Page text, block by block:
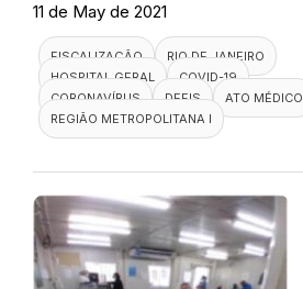
11 de May de 2021
FISCALIZAÇÃO
RIO DE JANEIRO
HOSPITAL GERAL
COVID-19
CORONAVÍRUS
DEFIS
ATO MÉDICO
REGIÃO METROPOLITANA I